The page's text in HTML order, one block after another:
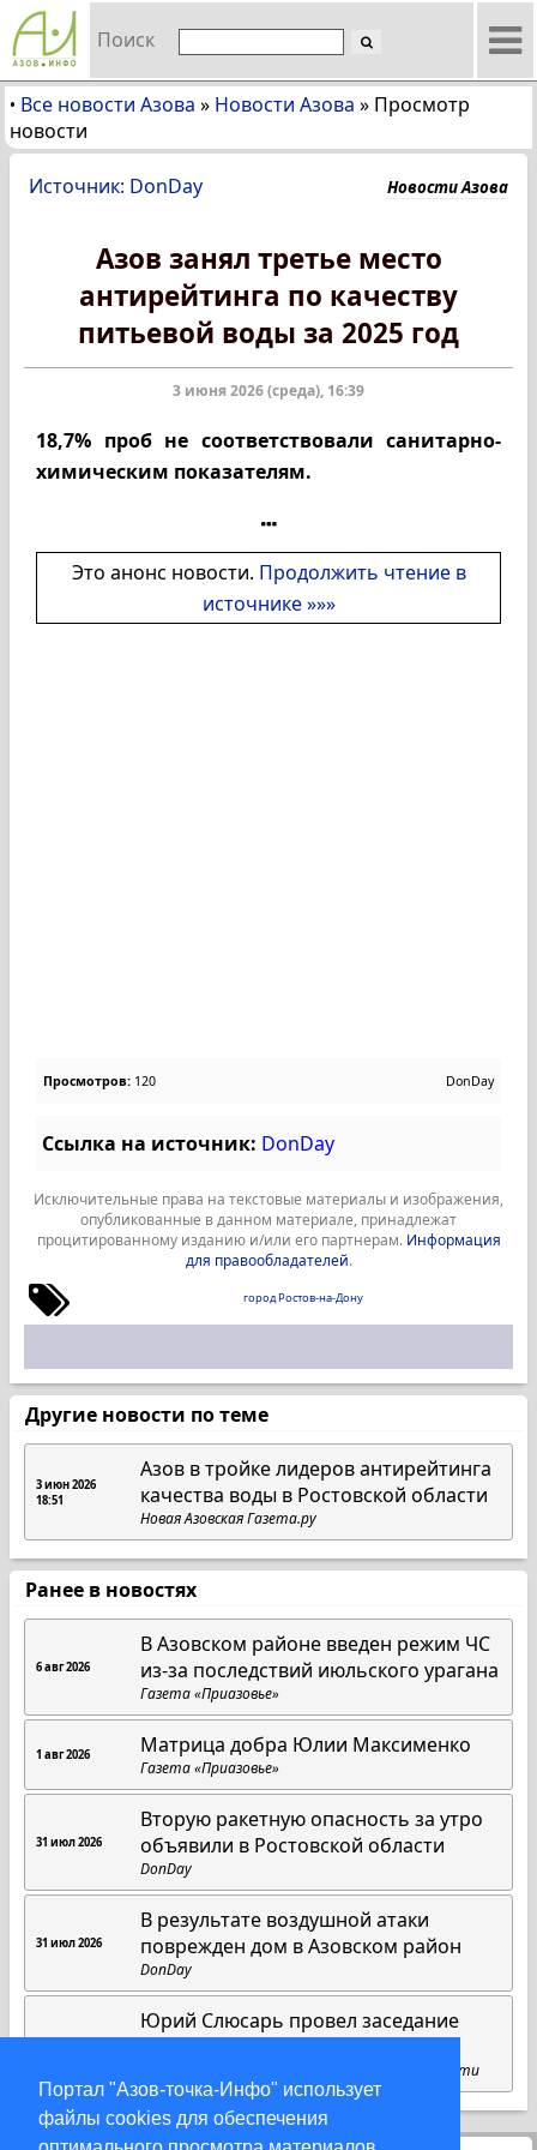
Портал "Азов-точка-Инфо" использует
файлы cookies для обеспечения
Поиск
• Все новости Азова » Новости Азова » Просмотр
новости
Источник: DonDay Новости Азова
Азов занял третье место
антирейтинга по качеству
питьевой воды за 2025 год
3 июня 2026 (среда), 16:39
18,7% проб не соответствовали санитарно-
химическим показателям.
Это анонс новости. Продолжить чтение в
источнике »»»
Просмотров: 120 DonDay
Ссылка на источник: DonDay
Исключительные права на текстовые материалы и изображения,
опубликованные в данном материале, принадлежат
процитированному изданию и/или его партнерам. Информация
для правообладателей.
город Ростов-на-Дону
Другие новости по теме
3 июн 2026
18:51
Азов в тройке лидеров антирейтинга
качества воды в Ростовской области
Новая Азовская Газета.ру
Ранее в новостях
6 авг 2026
В Азовском районе введен режим ЧС
из-за последствий июльского урагана
Газета «Приазовье»
1 авг 2026 Матрица добра Юлии Максименко
Газета «Приазовье»
31 июл 2026
Вторую ракетную опасность за утро
объявили в Ростовской области
DonDay
31 июл 2026
В результате воздушной атаки
поврежден дом в Азовском район
DonDay
Юрий Слюсарь провел заседание
Пресс-служба губернатора Ростовской области